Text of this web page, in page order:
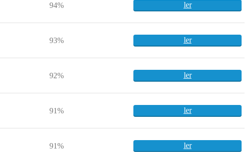
94% ler
93% ler
92% ler
91% ler
91% ler